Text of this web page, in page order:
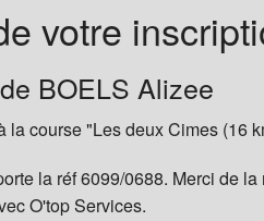
La Boutique des 4
votre
BOELS Alizee
la course "Les deux Cimes (16
la réf 6099/0688. Merci de
O'top Services.